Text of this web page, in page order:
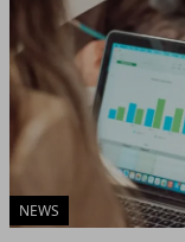
NEWS